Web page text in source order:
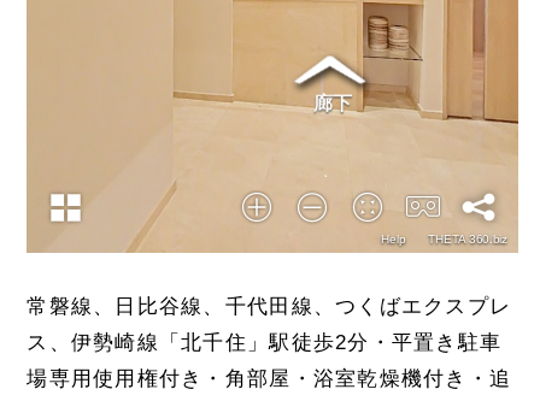
常磐線、日比谷線、千代田線、つくばエクスプレ
ス、伊勢崎線「北千住」駅徒歩2分・平置き駐車
場専用使用権付き・角部屋・浴室乾燥機付き・追